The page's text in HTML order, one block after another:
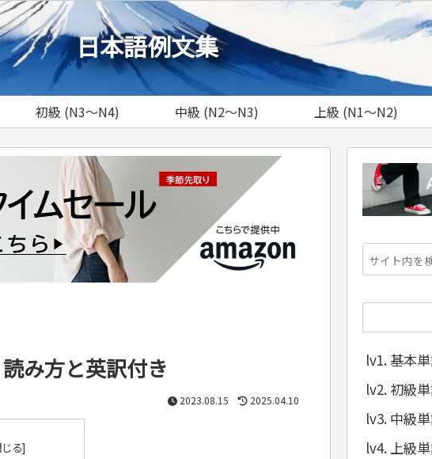
日本語例文集
初級 (N3～N4) 中級 (N2～N3) 上級 (N1～N2)
み方と英訳付き
2023.08.15 2025.04.10
lv1. 基本
lv2. 初級
lv3. 中級
lv4. 上級